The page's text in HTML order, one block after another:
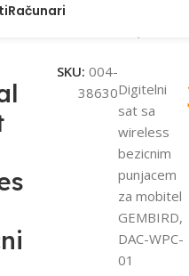
Računari
SKU: 004-
38630Digitelni
sat sa
wireless
bezicnim
punjacem
za mobitel
GEMBIRD,
DAC-WPC-
01